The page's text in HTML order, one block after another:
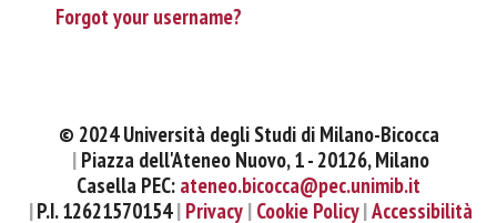
Forgot your username?
© 2024 Università degli Studi di Milano-Bicocca
Piazza dell'Ateneo Nuovo, 1 - 20126, Milano
Casella PEC: ateneo.bicocca@pec.unimib.it
P.I. 12621570154 Privacy Cookie Policy Accessibilità